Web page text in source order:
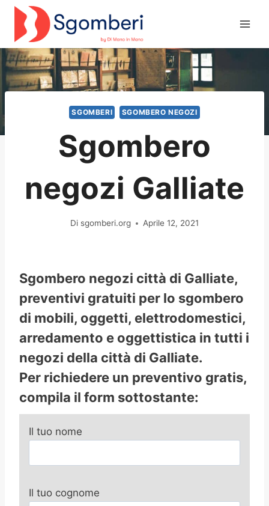
Salta
contenuto
SGOMBERI SGOMBERO NEGOZI
Sgombero
negozi Galliate
Di sgomberi.org Aprile 12, 2021
Sgombero negozi città di Galliate,
preventivi gratuiti per lo sgombero
di mobili, oggetti, elettrodomestici,
arredamento e oggettistica in tutti i
negozi della città di Galliate.
Per richiedere un preventivo gratis,
compila il form sottostante:
Il tuo nome
Il tuo cognome